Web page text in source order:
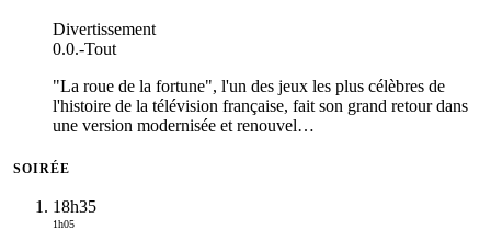
Divertissement
0.0.-Tout
"La roue de la fortune", l'un des jeux les plus célèbres de
l'histoire de la télévision française, fait son grand retour dans
une version modernisée et renouvel…
SOIRÉE
18h35
1h05